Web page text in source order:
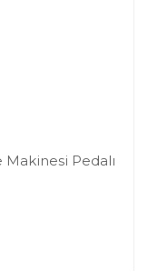
Pedalı